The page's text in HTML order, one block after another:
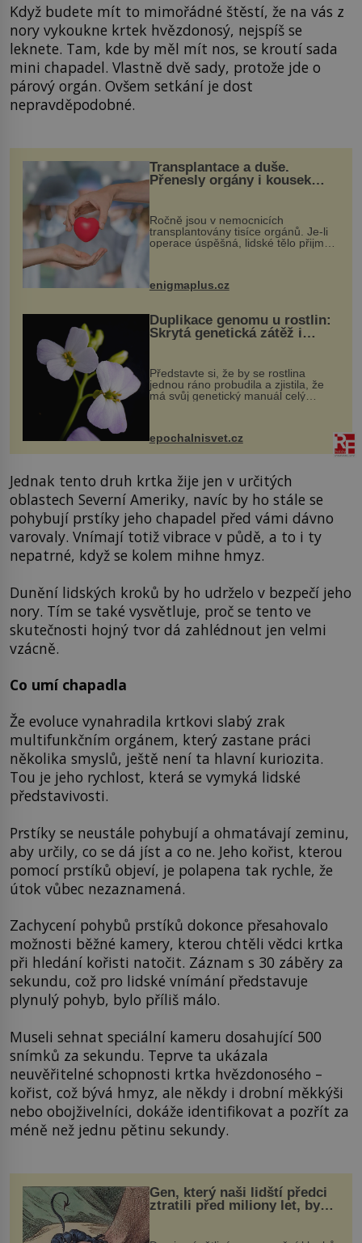
Když budete mít to mimořádné štěstí, že na vás z
nory vykoukne krtek hvězdonosý, nejspíš se
leknete. Tam, kde by měl mít nos, se kroutí sada
mini chapadel. Vlastně dvě sady, protože jde o
párový orgán. Ovšem setkání je dost
nepravděpodobné.
Transplantace a duše.
Přenesly orgány i kousek
Ročně jsou v nemocnicích
transplantovány tisíce orgánů. Je-li
operace úspěšná, lidské tělo přijme
enigmaplus.cz
Duplikace genomu u rostlin:
Skrytá genetická zátěž i
Představte si, že by se rostlina
jednou ráno probudila a zjistila, že
má svůj genetický manuál celý
vstupenka...
epochalnisvet.cz
Jednak tento druh krtka žije jen v určitých
oblastech Severní Ameriky, navíc by ho stále se
pohybují prstíky jeho chapadel před vámi dávno
varovaly. Vnímají totiž vibrace v půdě, a to i ty
nepatrné, když se kolem mihne hmyz.
Dunění lidských kroků by ho udrželo v bezpečí jeho
nory. Tím se také vysvětluje, proč se tento ve
skutečnosti hojný tvor dá zahlédnout jen velmi
vzácně.
Co umí chapadla
Že evoluce vynahradila krtkovi slabý zrak
multifunkčním orgánem, který zastane práci
několika smyslů, ještě není ta hlavní kuriozita.
Tou je jeho rychlost, která se vymyká lidské
představivosti.
Prstíky se neustále pohybují a ohmatávají zeminu,
aby určily, co se dá jíst a co ne. Jeho kořist, kterou
pomocí prstíků objeví, je polapena tak rychle, že
útok vůbec nezaznamená.
Zachycení pohybů prstíků dokonce přesahovalo
možnosti běžné kamery, kterou chtěli vědci krtka
při hledání kořisti natočit. Záznam s 30 záběry za
sekundu, což pro lidské vnímání představuje
plynulý pohyb, bylo příliš málo.
Museli sehnat speciální kameru dosahující 500
snímků za sekundu. Teprve ta ukázala
neuvěřitelné schopnosti krtka hvězdonosého –
kořist, což bývá hmyz, ale někdy i drobní měkkýši
nebo obojživelníci, dokáže identifikovat a pozřít za
méně než jednu pětinu sekundy.
Gen, který naši lidští předci
ztratili před miliony let, by
mohl pomoci s léčbou
„nemoci králů“